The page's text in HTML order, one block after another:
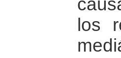
los